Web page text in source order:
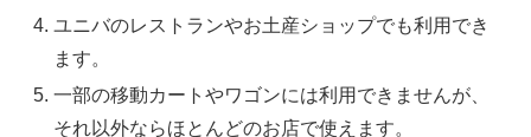
ユニバのレストランやお土産ショップでも利用でき
ます。
一部の移動カートやワゴンには利用できませんが、
それ以外ならほとんどのお店で使えます。